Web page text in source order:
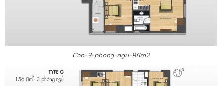
Can-3-phong-ngu-96m2